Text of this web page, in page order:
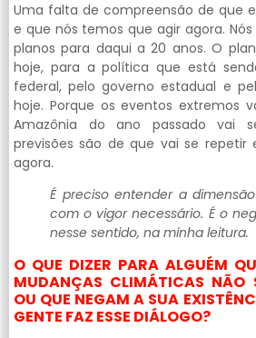
Uma falta de compreensão de que
e que nós temos que agir agora.
planos para daqui a 20 anos. O
hoje, para a política que está
federal, pelo governo estadual e
hoje. Porque os eventos extremos
Amazônia do ano passado vai
previsões são de que vai se repetir
agora.
É preciso entender a
com o vigor necessário. É o
nesse sentido, na minha leitura.
O QUE DIZER PARA ALGUÉM
MUDANÇAS CLIMÁTICAS NÃO
OU QUE NEGAM A SUA
GENTE FAZ ESSE DIÁLOGO?